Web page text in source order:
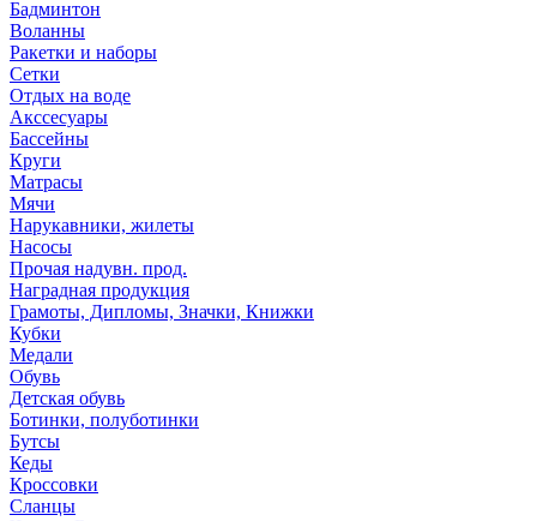
Бадминтон
Воланны
Ракетки и наборы
Сетки
Отдых на воде
Акссесуары
Бассейны
Круги
Матрасы
Мячи
Нарукавники, жилеты
Насосы
Прочая надувн. прод.
Наградная продукция
Грамоты, Дипломы, Значки, Книжки
Кубки
Медали
Обувь
Детская обувь
Ботинки, полуботинки
Бутсы
Кеды
Кроссовки
Сланцы